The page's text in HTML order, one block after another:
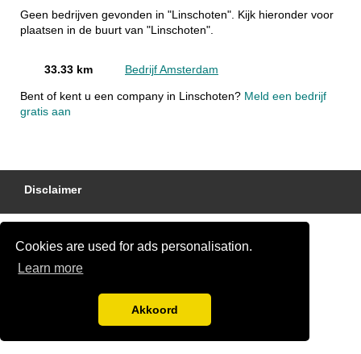
Cookies are used for ads personalisation.
Learn more
Akkoord
Geen bedrijven gevonden in "Linschoten". Kijk hieronder voor
plaatsen in de buurt van "Linschoten".
33.33 km Bedrijf Amsterdam
Bent of kent u een company in Linschoten? Meld een bedrijf
gratis aan
Disclaimer